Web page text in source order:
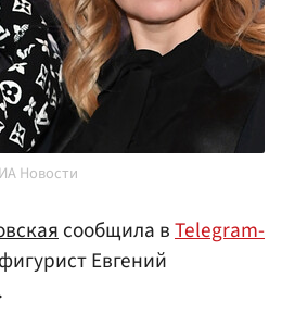
Новости
сообщила вTelegram-
Евгений